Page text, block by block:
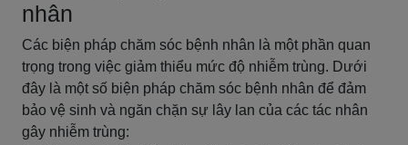
nhân
Các biện pháp chăm sóc bệnh nhân là một phần quan
trọng trong việc giảm thiểu mức độ nhiễm trùng. Dưới
đây là một số biện pháp chăm sóc bệnh nhân để đảm
bảo vệ sinh và ngăn chặn sự lây lan của các tác nhân
gây nhiễm trùng: